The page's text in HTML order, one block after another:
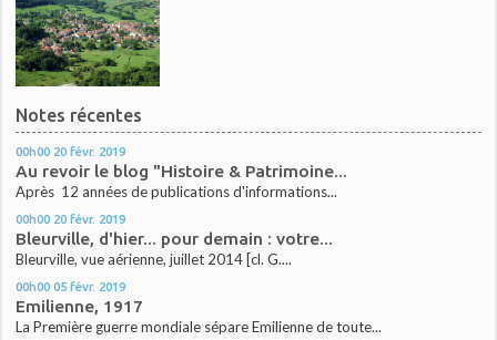
Notes récentes
00h00 20 févr. 2019
Au revoir le blog "Histoire & Patrimoine...
Après 12 années de publications d'informations...
00h00 20 févr. 2019
Bleurville, d'hier... pour demain : votre...
Bleurville, vue aérienne, juillet 2014 [cl. G....
00h00 05 févr. 2019
Emilienne, 1917
La Première guerre mondiale sépare Emilienne de toute...